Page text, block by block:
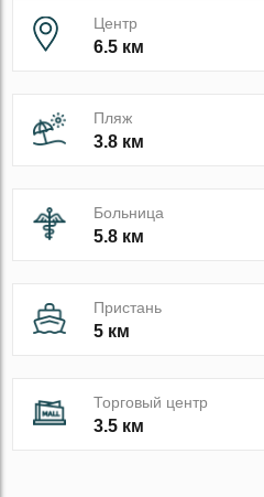
Центр
6.5 км
Пляж
3.8 км
Больница
5.8 км
Пристань
5 км
Торговый центр
3.5 км